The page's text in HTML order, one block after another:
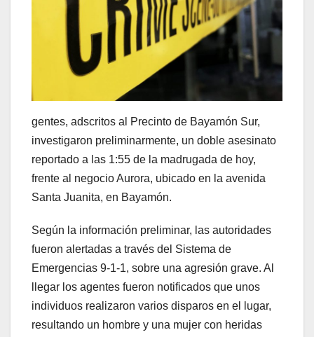
gentes, adscritos al Precinto de Bayamón Sur,
investigaron preliminarmente, un doble asesinato
reportado a las 1:55 de la madrugada de hoy,
frente al negocio Aurora, ubicado en la avenida
Santa Juanita, en Bayamón.
Según la información preliminar, las autoridades
fueron alertadas a través del Sistema de
Emergencias 9-1-1, sobre una agresión grave. Al
llegar los agentes fueron notificados que unos
individuos realizaron varios disparos en el lugar,
resultando un hombre y una mujer con heridas